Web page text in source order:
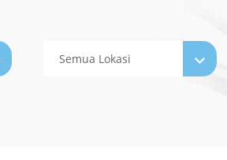
Semua Lokasi